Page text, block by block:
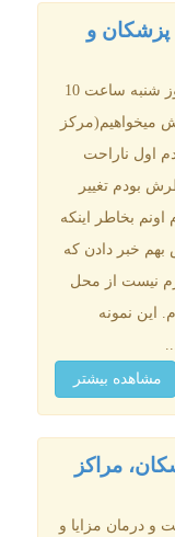
پزشکان و
"سلام .. زمان ویزیت شما به هفته بعد، روز شنبه ساعت 10
میخواهیم(مرکز
اول ناراحت
بودم تغییر
بخاطر اینکه
خبر دادن که
نیست از محل
این نمونه
مشاهده بیشتر
مراکز
و درمان مزایا و